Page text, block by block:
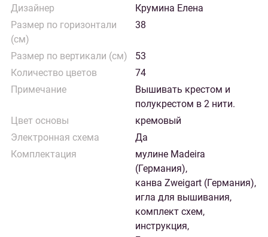
Дизайнер
Крумина Елена
Размер по горизонтали
(см)
38
Размер по вертикали (см)
53
Количество цветов
74
Примечание
Вышивать крестом и
полукрестом в 2 нити.
Цвет основы
кремовый
Электронная схема
Да
Комплектация
мулине Madeira
(Германия),
канва Zweigart (Германия),
игла для вышивания,
комплект схем,
инструкция,